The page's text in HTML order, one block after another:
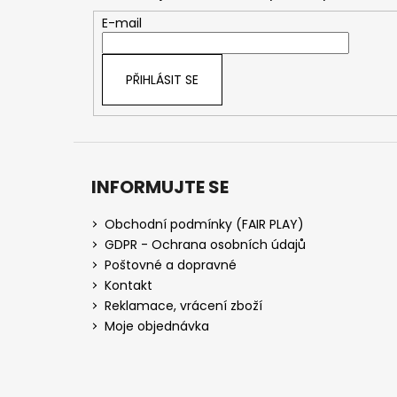
E-mail
PŘIHLÁSIT SE
INFORMUJTE SE
Obchodní podmínky (FAIR PLAY)
GDPR - Ochrana osobních údajů
Poštovné a dopravné
Kontakt
Reklamace, vrácení zboží
Moje objednávka